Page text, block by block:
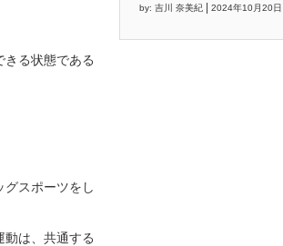
きる状態である
スポーツをし
動は、共通する
by: 吉川 奈美紀 2024年10月20日